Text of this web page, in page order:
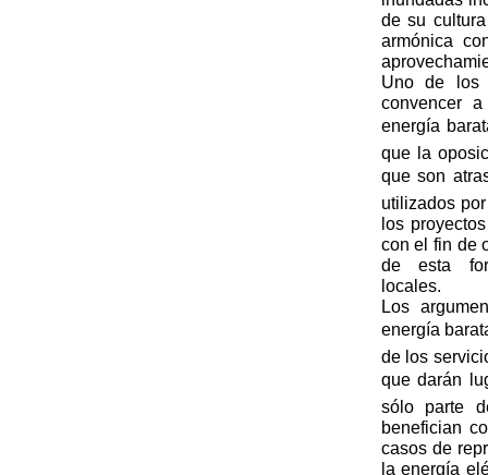
de su
armónica
Uno de los
convencer
energía
que la
que son
utilizados
los
con el fin de
de esta
Los
energía
de los
que darán
sólo parte
benefician
casos de
la energía